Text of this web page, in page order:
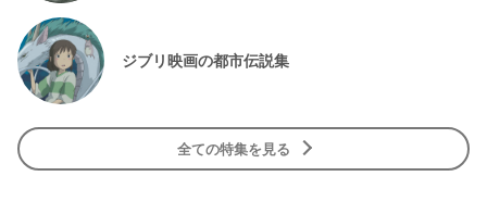
ジブリ映画の都市伝説集
全ての特集を見る